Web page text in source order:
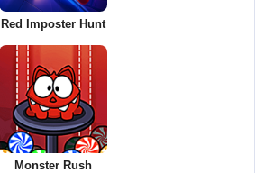
Red Imposter Hunt
Monster Rush